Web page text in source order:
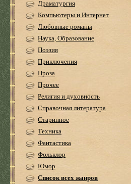
Драматургия
Компьютеры и Интернет
Любовные романы
Наука, Образование
Поэзия
Приключения
Проза
Прочее
Религия и духовность
Справочная литература
Старинное
Техника
Фантастика
Фольклор
Юмор
Список всех жанров